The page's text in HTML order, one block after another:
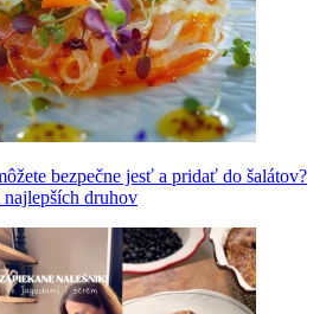
bezpečne jesť a pridať do šalátov?
druhov